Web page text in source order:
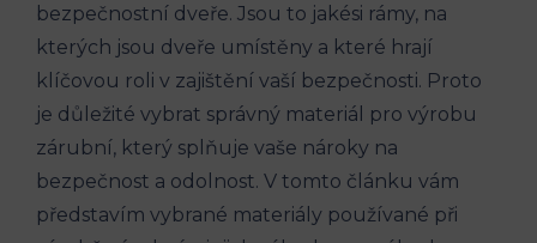
bezpečnostní dveře. Jsou to jakési rámy, na
kterých jsou dveře umístěny a které hrají
klíčovou roli v zajištění vaší bezpečnosti. Proto
je důležité vybrat správný materiál pro výrobu
zárubní, který splňuje vaše nároky na
bezpečnost a odolnost. V tomto článku vám
představím vybrané materiály používané při